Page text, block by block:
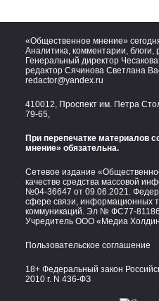
«Общественное мнение»
Аналитика, комментарии, блоги,
Генеральный директор
редактор Сячинова Светлана
redactor@yandex.ru
410012, Проспект им. Петра
79-65,
При перепечатке материалов
мнение» обязательна.
Сетевое издание
качестве средства массовой
№04-36647 от 09.06.2021.
сфере связи, информационных
коммуникаций. Эл № ФС77-
Учредитель ООО «Медиа
Пользовательское соглашение
18+ Федеральный закон
2010 г. N 436-ФЗ